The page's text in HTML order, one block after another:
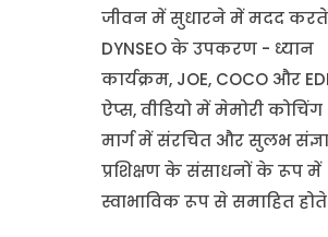
जीवन में सुधारने में मदद करते
DYNSEO के उपकरण - ध्यान
कार्यक्रम, JOE, COCO और
ऐप्स, वीडियो में मेमोरी
मार्ग में संरचित और सुलभ
प्रशिक्षण के संसाधनों के रूप में
स्वाभाविक रूप से समाहित होते